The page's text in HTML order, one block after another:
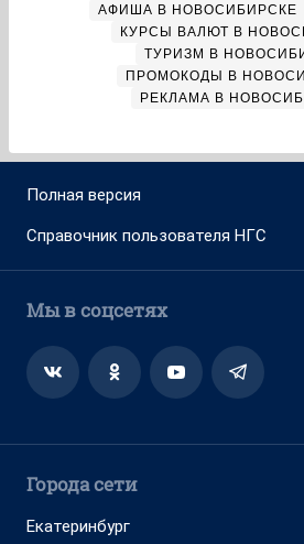
АФИША В НОВОСИБИРСКЕ
КУРСЫ ВАЛЮТ В
ТУРИЗМ В
ПРОМОКОДЫ В
РЕКЛАМА В
Полная версия
Справочник пользователя НГС
Мы в соцсетях
Города сети
Екатеринбург